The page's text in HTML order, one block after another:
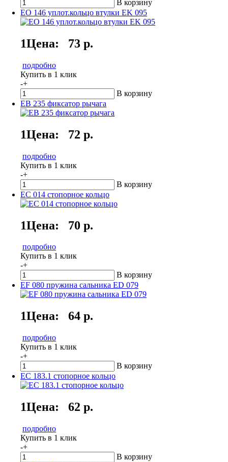
В корзину
EO 146 уплот.кольцо втулки EK 095
1Цена: 73 р.
подробно
Купить в 1 клик
-+
В корзину
EB 235 фиксатор рычага
1Цена: 72 р.
подробно
Купить в 1 клик
-+
В корзину
EC 014 стопорное кольцо
1Цена: 70 р.
подробно
Купить в 1 клик
-+
В корзину
EF 080 пружина сальника ED 079
1Цена: 64 р.
подробно
Купить в 1 клик
-+
В корзину
EC 183.1 стопорное кольцо
1Цена: 62 р.
подробно
Купить в 1 клик
-+
В корзину